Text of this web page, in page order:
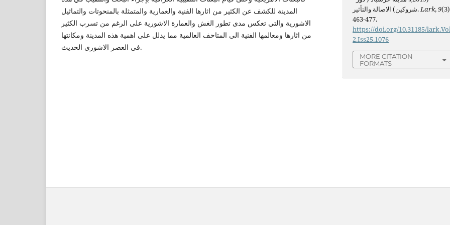
المدينة للكشف عن الكثير من اثارها الفنية والعمارية والمتمثلة بالمنحوتات والتماثيل
الاشورية والتي تعكس مدى تطور الغش والعمارة الاشورية على الرغم من تسرب الكثير
من اثارها ومعالمها الفنية الى المتاحف العالمية مما يدلل على اهمية هذه المدينة ومكانتها
في العصر الاشوري الحديث.
شروكين) الاصالة والتأثير.Lark,9
463-477.
https://doi.org/10.31185/
2.Iss25.1076
MORE CITATION
FORMATS